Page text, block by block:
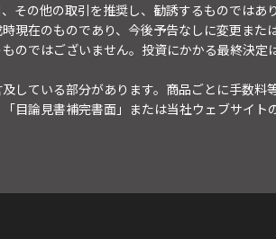
の他の取引を推奨し、勧誘するものではあ
現在のものであり、今後予告なしに変更また
のではございません。投資にかかる最終決
している部分があります。商品ごとに手数料
目論見書補完書面」または当社ウェブサイト